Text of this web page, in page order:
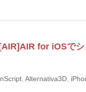
for iOSでシ
Alternativa3D